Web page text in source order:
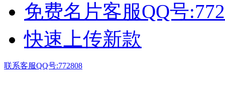
免费名片客服QQ号
快速上传新款
联系客服QQ号:772808